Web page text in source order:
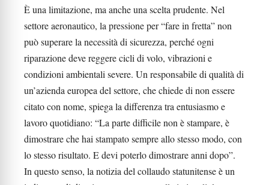
È una limitazione, ma anche una scelta prudente. Nel
settore aeronautico, la pressione per “fare in fretta” non
può superare la necessità di sicurezza, perché ogni
riparazione deve reggere cicli di volo, vibrazioni e
condizioni ambientali severe. Un responsabile di qualità di
un’azienda europea del settore, che chiede di non essere
citato con nome, spiega la differenza tra entusiasmo e
lavoro quotidiano: “La parte difficile non è stampare, è
dimostrare che hai stampato sempre allo stesso modo, con
lo stesso risultato. E devi poterlo dimostrare anni dopo”.
In questo senso, la notizia del collaudo statunitense è un